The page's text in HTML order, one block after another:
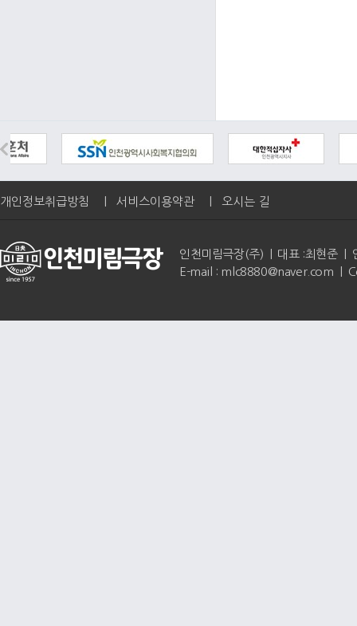
개인정보취급방침 서비스이용약관 오시는 길
인천미림극장(주) | 대표 :최현준 |
E-mail : mlc8880@naver.com |